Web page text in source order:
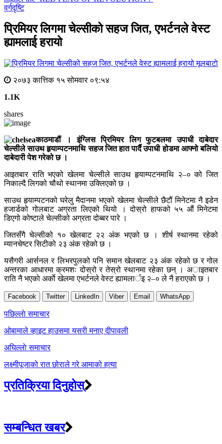
वर्गदृष्टि
प्रिमियर लिगमा चेल्सीको सहज जित, एभर्टनले वेस्ट
ह्यामलाई हरायो
मूलबाटाे
२०७३ कात्तिक १५ सोमवार ०९:५४
1.1K
shares
काठमाडौं । इंग्लिस प्रिमियर लिग फुटबलमा उपाधी दाबेदार
चेल्सीले साउथ हृयाम्पटनमाथि सहज जित हात पार्दै उपाधी होडमा आफ्नो बलियो
दाबेदारी पेश गरेको छ ।
आइतबार राति भएको खेलमा चेल्सीले साउथ हृयाम्पटनमाथि २–० को जित
निकाल्दै लिगको चौथो स्थानमा उक्लिएको छ ।
साउथ हृयाम्पटनको घरेलु मैदानमा भएको खेलमा चेल्सीले छैटौं मिनेटमा नै इडेन
हजार्डको गोलबाट अग्रता लिएको थियो । दोस्रो हाफको ५५ औं मिनेटमा
डिएगो कोष्टाले चेल्सीको अग्रता दोब्बर पारे ।
जितसँगै चेल्सीको १० खेलबाट २२ अंक भएको छ । शीर्ष स्थानमा रहेको
म्यानचेष्टर सिटीको २३ अंक रहेको छ ।
यसैगरी आर्सनल र लिभरपुलको पनि समान खेलबाट २३ अंक रहेको छ र गोल
अन्तरका आधारमा क्रमशः दोस्रो र तेस्रो स्थानमा रहेका छन् । अाइतबार
राति नै भएकाे अर्काे खेलमा एभर्टनले वेस्ट ह्यामलार्इ २–० ले नै हराएकाे छ ।
Facebook Twitter LinkedIn Viber Email WhatsApp
Post
navigation
पछिल्लाे समाचार
ओबामाले व्हाइट हाउसमा यसरी मनाए दीपावली
अघिल्लाे समाचार
लक्ष्मीपूजाको रात छोराले गरे आमाको हत्या
प्रतिक्रिया दिनुहोस्
सम्बन्धित खबर